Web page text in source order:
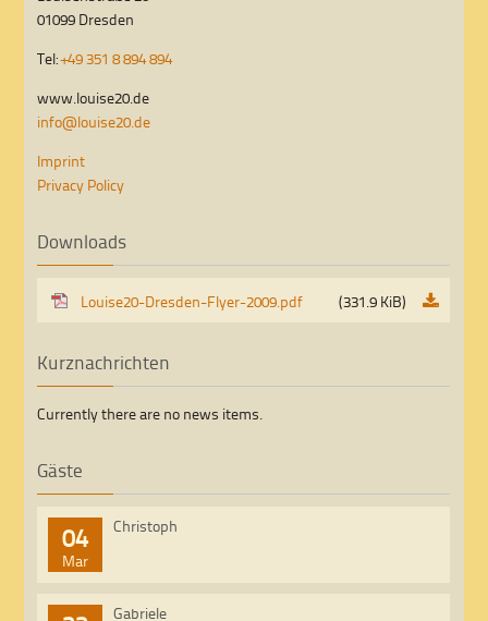
01099 Dresden
Tel:+49 351 8 894 894
www.louise20.de
info@louise20.de
Imprint
Privacy Policy
Downloads
Louise20-Dresden-Flyer-2009.pdf (331.9 KiB)
Kurznachrichten
Currently there are no news items.
Gäste
04
Mar
Christoph
Gabriele